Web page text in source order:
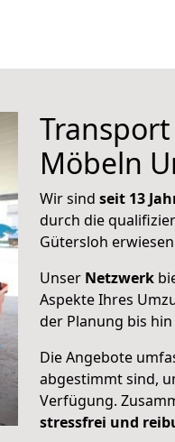
Möbeln
Wir sind seit 13
durch die
Gütersloh
Unser Netzwerk
Aspekte Ihres
der Planung bis
Die Angebote
abgestimmt sind,
Verfügung.
stressfrei und